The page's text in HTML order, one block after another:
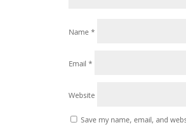
Name*
Email*
Website
Save my name, email, and